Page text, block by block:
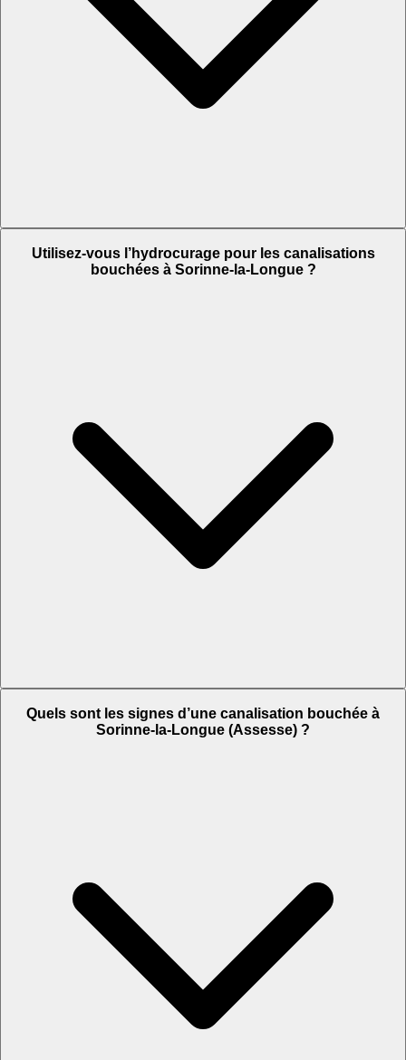
Utilisez-vous l’hydrocurage pour les canalisations
bouchées à Sorinne-la-Longue ?
Quels sont les signes d’une canalisation bouchée à
Sorinne-la-Longue (Assesse) ?